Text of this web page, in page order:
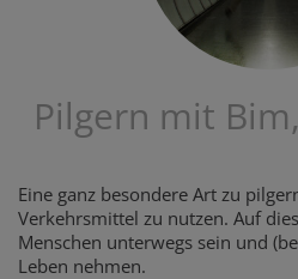
Pilgern mit
Eine ganz besondere Art zu
Verkehrsmittel zu nutzen. Auf
Menschen unterwegs sein und
Leben nehmen.